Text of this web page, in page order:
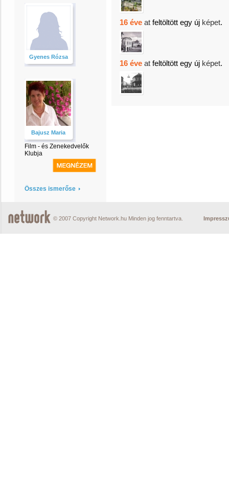
Gyenes Rózsa
Bajusz Maria
Film - és Zenekedvelők
Klubja
Összes ismerőse
16 éve at feltöltött egy új képet.
16 éve at feltöltött egy új képet.
© 2007 Copyright Network.hu Minden jog fenntartva.